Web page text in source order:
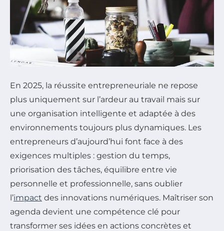
En 2025, la réussite entrepreneuriale ne repose
plus uniquement sur l’ardeur au travail mais sur
une organisation intelligente et adaptée à des
environnements toujours plus dynamiques. Les
entrepreneurs d’aujourd’hui font face à des
exigences multiples : gestion du temps,
priorisation des tâches, équilibre entre vie
personnelle et professionnelle, sans oublier
l’impact des innovations numériques. Maîtriser son
agenda devient une compétence clé pour
transformer ses idées en actions concrètes et